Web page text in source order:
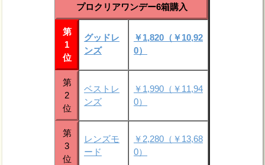
プロクリアワンデー6箱購入
第
1
位
グッドレ
ンズ
￥1,820（￥10,92
0）
第
2
位
ベストレ
ンズ
￥1,990（￥11,94
0）
第
3
位
レンズモ
ード
￥2,280（￥13,68
0）